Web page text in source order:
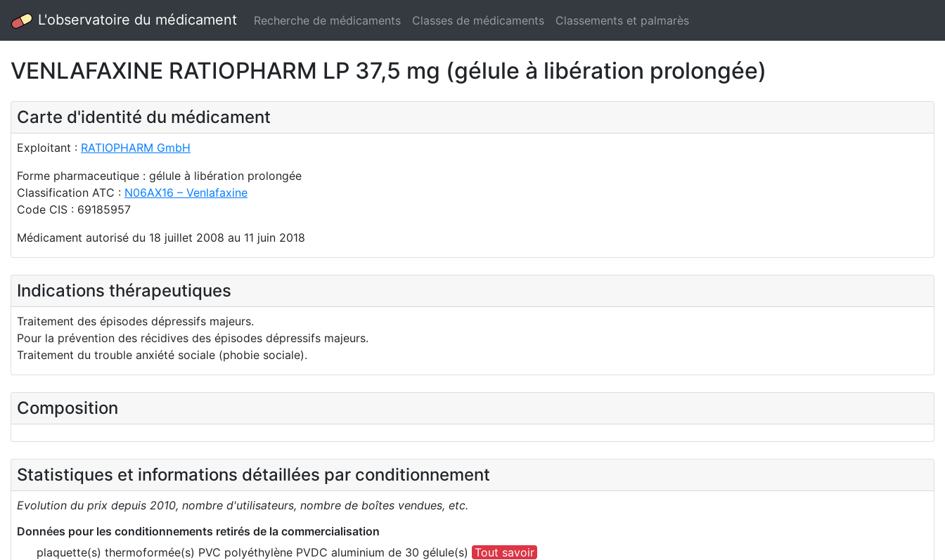
L'observatoire du médicament Recherche de médicaments Classes de médicaments Classements et palmarès
VENLAFAXINE RATIOPHARM LP 37,5 mg (gélule à libération prolongée)
Carte d'identité du médicament
Exploitant : RATIOPHARM GmbH
Forme pharmaceutique : gélule à libération prolongée
Classification ATC : N06AX16 – Venlafaxine
Code CIS : 69185957
Médicament autorisé du 18 juillet 2008 au 11 juin 2018
Indications thérapeutiques
Traitement des épisodes dépressifs majeurs.
Pour la prévention des récidives des épisodes dépressifs majeurs.
Traitement du trouble anxiété sociale (phobie sociale).
Composition
Statistiques et informations détaillées par conditionnement
Evolution du prix depuis 2010, nombre d'utilisateurs, nombre de boîtes vendues, etc.
Données pour les conditionnements retirés de la commercialisation
plaquette(s) thermoformée(s) PVC polyéthylène PVDC aluminium de 30 gélule(s) Tout savoir